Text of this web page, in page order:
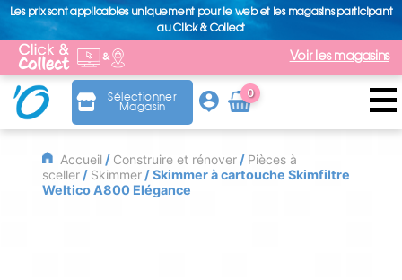
Les prix sont applicables uniquement pour le web et les magasins participant
au Click & Collect
Voir les magasins
Sélectionner
Magasin
0
Arti
cle
Accueil/ Construire et rénover/ Pièces à
sceller/ Skimmer/ Skimmer à cartouche Skimfiltre
Weltico A800 Elégance